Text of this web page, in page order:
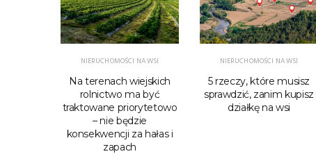
NIERUCHOMOŚCI NA WSI
Na terenach wiejskich
rolnictwo ma być
traktowane priorytetowo
– nie będzie
konsekwencji za hałas i
zapach
NIERUCHOMOŚCI NA WSI
5 rzeczy, które musisz
sprawdzić, zanim kupisz
działkę na wsi